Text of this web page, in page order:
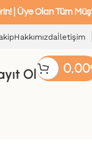
Müşterilerimize
Hakkımızdaİletişim
Ol 0,00